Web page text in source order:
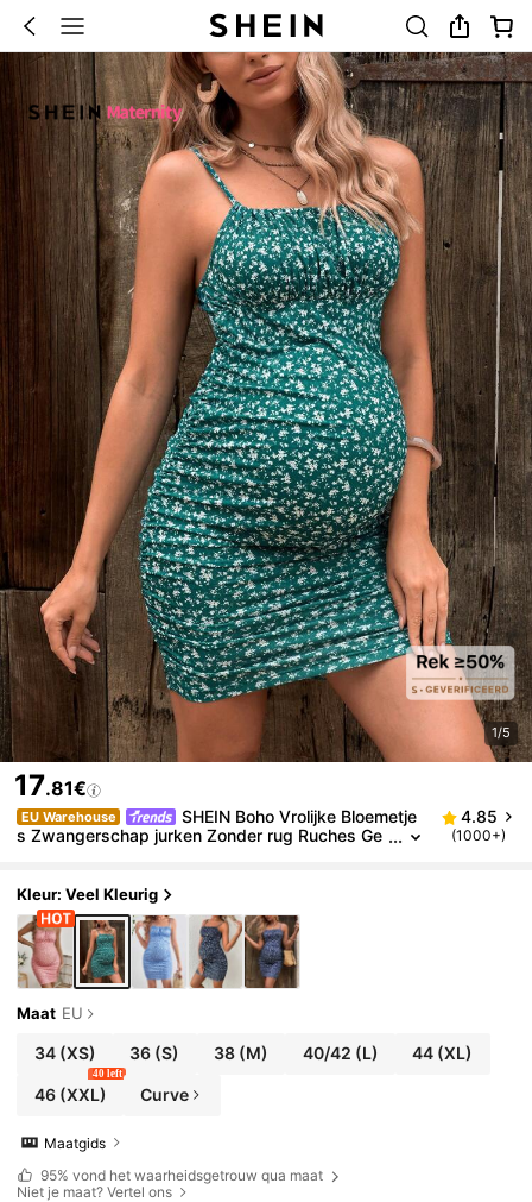
1/5
17.81€
EU Warehouse
SHEIN Boho Vrolijke Bloemetje
s Zwangerschap jurken Zonder rug Ruches Ge
4.85
(1000+)
Kleur: Veel Kleurig
Maat EU
34(XS) 36 (S) 38(M) 40/42 (L) 44 (XL)
46(XXL)
40 left
Curve
Maatgids
95% vond het waarheidsgetrouw qua maat
Niet je maat? Vertel ons